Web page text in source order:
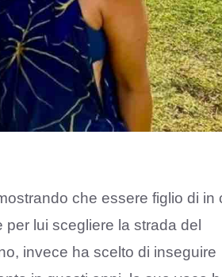
che essere figlio di in
lui scegliere la strada del
invece ha scelto di inseguire